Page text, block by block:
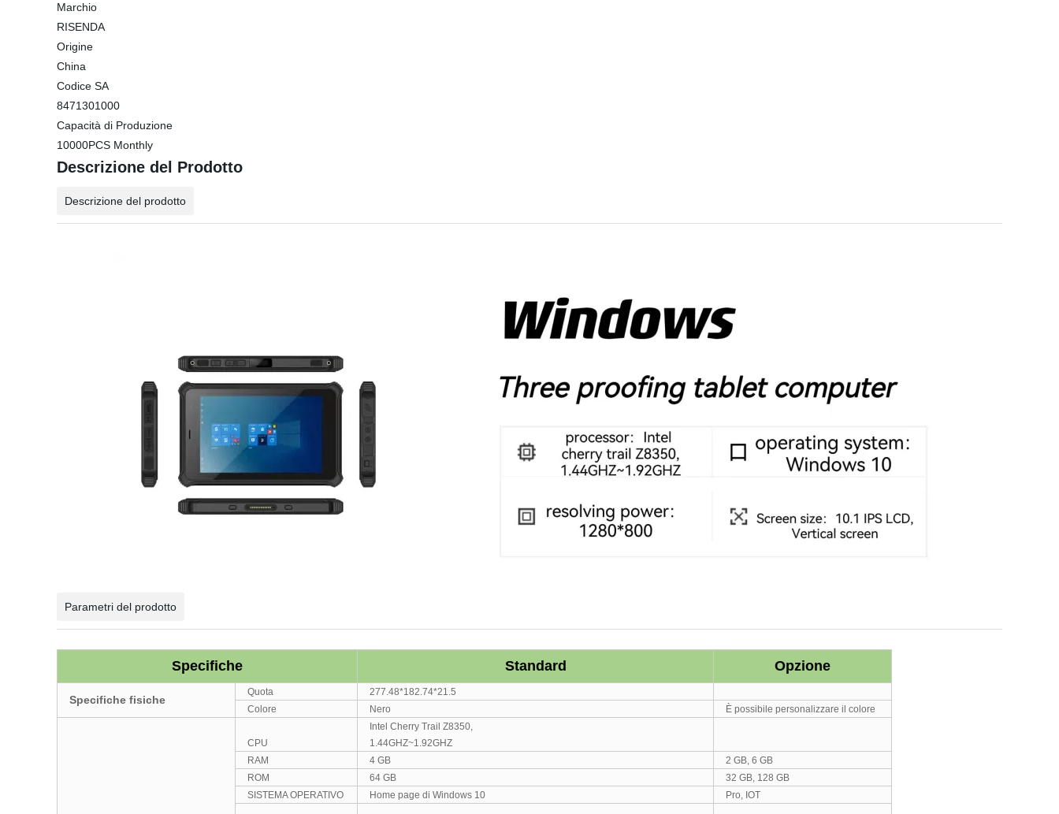
Marchio
RISENDA
Origine
China
Codice SA
8471301000
Capacità di Produzione
10000PCS Monthly
Descrizione del Prodotto
Descrizione del prodotto
Parametri del prodotto
Specifiche Standard Opzione
Specifiche fisiche
Quota
277.48*182.74*21.5
Colore
Nero È possibile personalizzare il colore
CPU
Intel Cherry Trail Z8350,
1.44GHZ~1.92GHZ
RAM
4 GB
2 GB, 6 GB
ROM
64 GB
32 GB, 128 GB
SISTEMA OPERATIVO
Home page di Windows 10 Pro, IOT